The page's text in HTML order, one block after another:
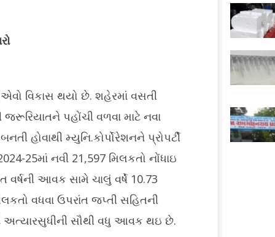
અભિયાન, 10 હજારથી વધુ રોપાઓનું
વાવેતર
March
2025
એનાલોગ પનીર પર
અમદાવાદમાં મ્યુનિએ
વિકાસ થયો છે. શહેરમાં વસતી
જરૂરિયાતને પહોંચી વળવા માટે નવા
હોવાથી મ્યુનિ.કોર્પોરેશનને પ્રોપર્ટી
25માં નવી 21,597 મિલકતો નોંધાઇ
વર્ષની આવક સામે ચાલું વર્ષે 10.73
વધવા ઉપરાંત જપ્તી સહિતની
અત્યારસુધીની સૌથી વધુ આવક થઇ છે.